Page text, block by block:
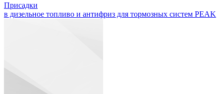
Присадки
в дизельное топливо и антифриз для тормозных систем PEAK